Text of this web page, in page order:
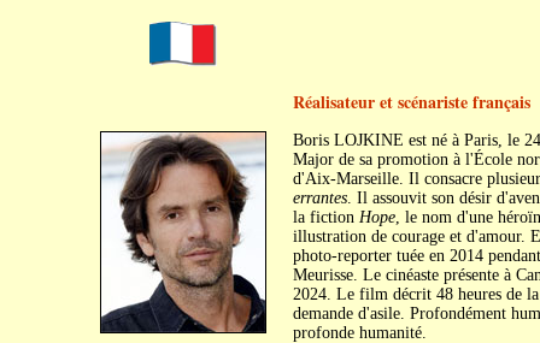
Réalisateur et scénariste français
Boris LOJKINE est né à Paris, le
Major de sa promotion à l'École
d'Aix-Marseille. Il consacre
errantes. Il assouvit son désir
la fiction Hope, le nom d'une
illustration de courage et d'amour.
photo-reporter tuée en 2014
Meurisse. Le cinéaste présente à
2024. Le film décrit 48 heures de
demande d'asile. Profondément
profonde humanité.